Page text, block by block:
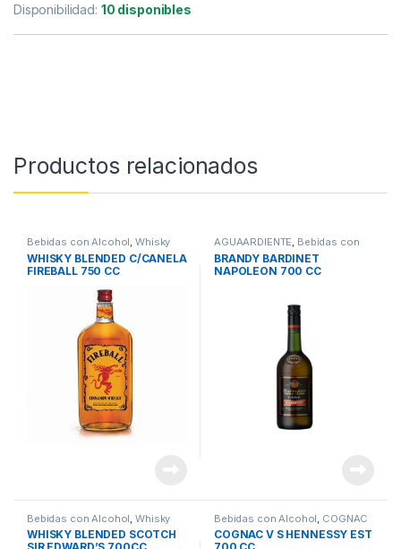
Disponibilidad: 10 disponibles
Productos relacionados
Bebidas con Alcohol,Whisky
WHISKY BLENDED C/CANELA
FIREBALL 750 CC
AGUAARDIENTE, Bebidas con
Alcohol
BRANDY BARDINET
NAPOLEON 700 CC
Bebidas con Alcohol ,Whisky
WHISKY BLENDED SCOTCH
Bebidas con Alcohol COGNAC
COGNAC V S HENNESSY EST